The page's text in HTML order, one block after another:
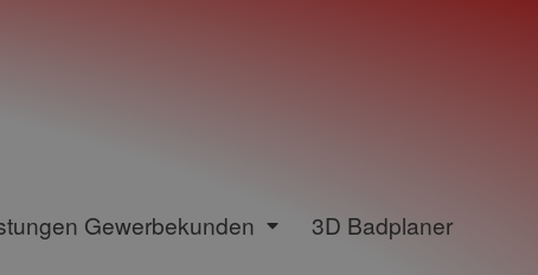
Gewerbekunden 3D Badplaner